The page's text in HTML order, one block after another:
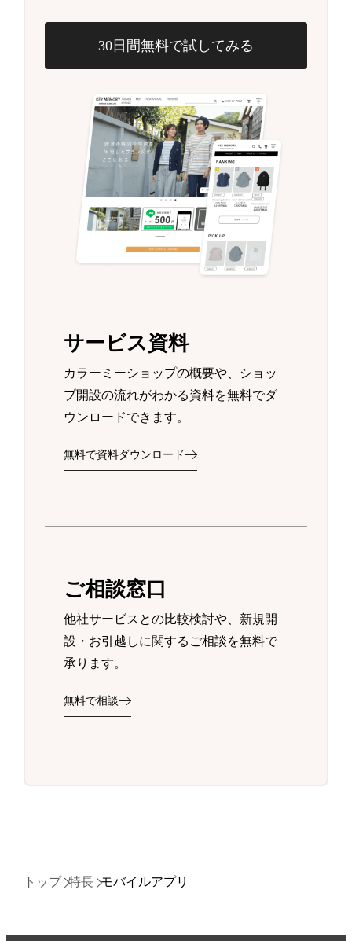
30日間無料で試してみる
サービス資料
カラーミーショップの概要や、ショッ
プ開設の流れがわかる資料を無料でダ
ウンロードできます。
無料で資料ダウンロード
ご相談窓口
他社サービスとの比較検討や、新規開
設・お引越しに関するご相談を無料で
承ります。
無料で相談
トップ 特長 モバイルアプリ